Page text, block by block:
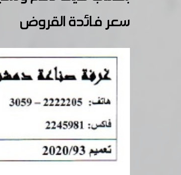
سعر فائدة القروض